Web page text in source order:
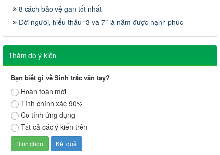
8 cách bảo vệ gan tốt nhất
Đời người, hiểu thấu “3 và 7″ là nắm được hạnh phúc
Thăm dò ý kiến
Bạn biết gì về Sinh trắc vân tay?
Hoàn toàn mới
Tính chính xác 90%
Có tính ứng dụng
Tất cả các ý kiến trên